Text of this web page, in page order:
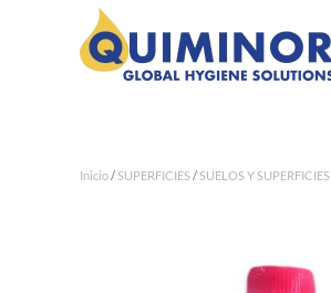
Ir al contenido principal
Inicio/ SUPERFICIES/ SUELOS Y SUPERFICIES